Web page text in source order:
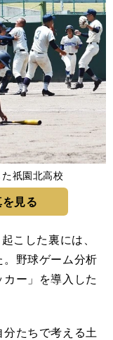
祇園北高校
見る
こした裏には、
野球ゲーム分析
ー」を導入した
分たちで考える土